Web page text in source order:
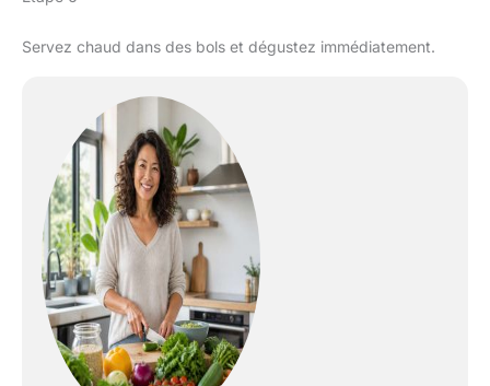
Servez chaud dans des bols et dégustez immédiatement.